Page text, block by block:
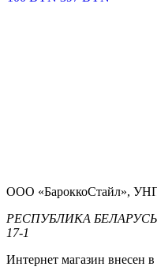
ООО «БароккоСтайл»,
РЕСПУБЛИКА БЕЛАРУСЬ,
17-1
Интернет магазин внесен